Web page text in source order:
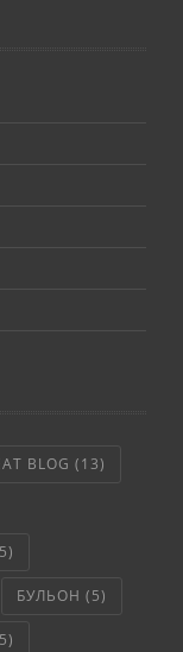
BLOG (13)
БУЛЬОН (5)